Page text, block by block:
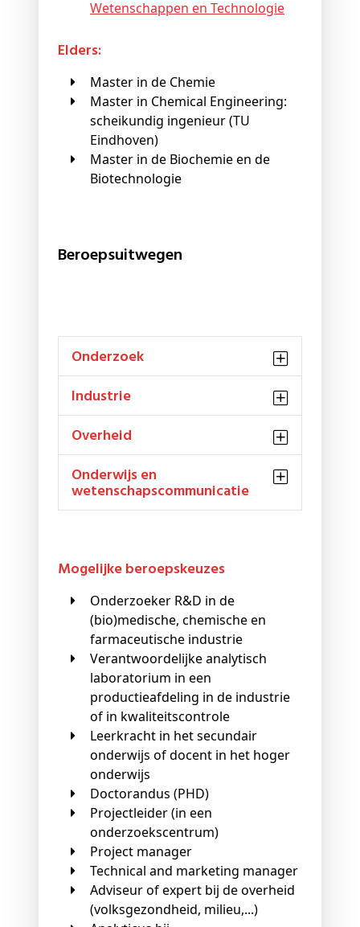
Wetenschappen en Technologie
Elders:
Master in de Chemie
Master in Chemical Engineering:
scheikundig ingenieur (TU
Eindhoven)
Master in de Biochemie en de
Biotechnologie
Beroepsuitwegen
Onderzoek
Industrie
Overheid
Onderwijs en
wetenschapscommunicatie
Mogelijke beroepskeuzes
Onderzoeker R&D in de
(bio)medische, chemische en
farmaceutische industrie
Verantwoordelijke analytisch
laboratorium in een
productieafdeling in de industrie
of in kwaliteitscontrole
Leerkracht in het secundair
onderwijs of docent in het hoger
onderwijs
Doctorandus (PHD)
Projectleider (in een
onderzoekscentrum)
Project manager
Technical and marketing manager
Adviseur of expert bij de overheid
(volksgezondheid, milieu,...)